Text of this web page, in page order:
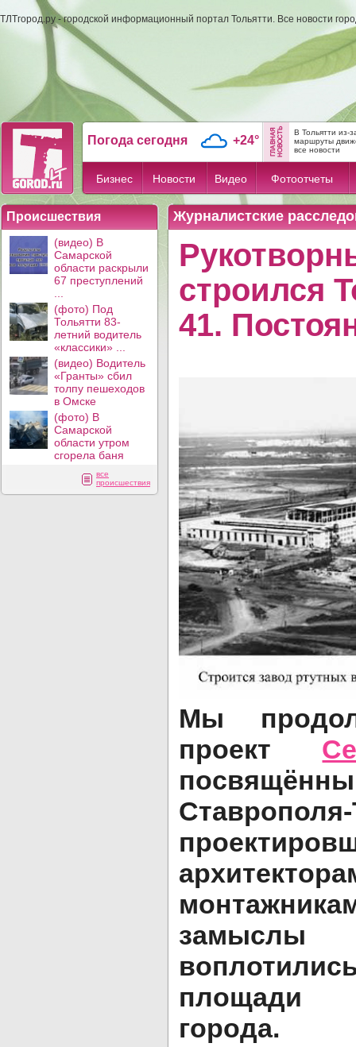
ТЛТгород.ру - городской информационный портал Тольятти. Все новости
Погода сегодня +24°
В Тольятти из-
маршруты
все новости
Бизнес Новости Видео Фотоотчеты
Происшествия
(видео) В
Самарской
области раскрыли
67 преступлений
(фото) Под
Тольятти 83-
летний водитель
«классики» ...
(видео) Водитель
«Гранты» сбил
толпу пешеходов
в Омске
(фото) В
Самарской
области утром
сгорела баня
все
происшествия
Журналистские
строился
41.
Мы
проект
площади
города.